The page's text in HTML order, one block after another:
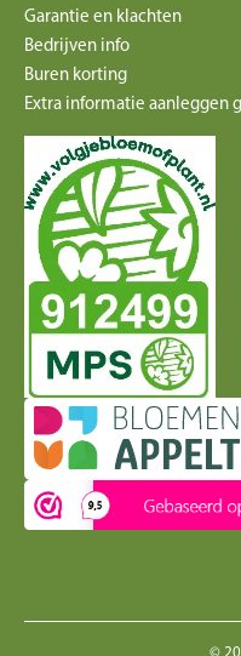
Garantie en klachten
Bedrijven info
Buren korting
Extra informatie aanleggen
©